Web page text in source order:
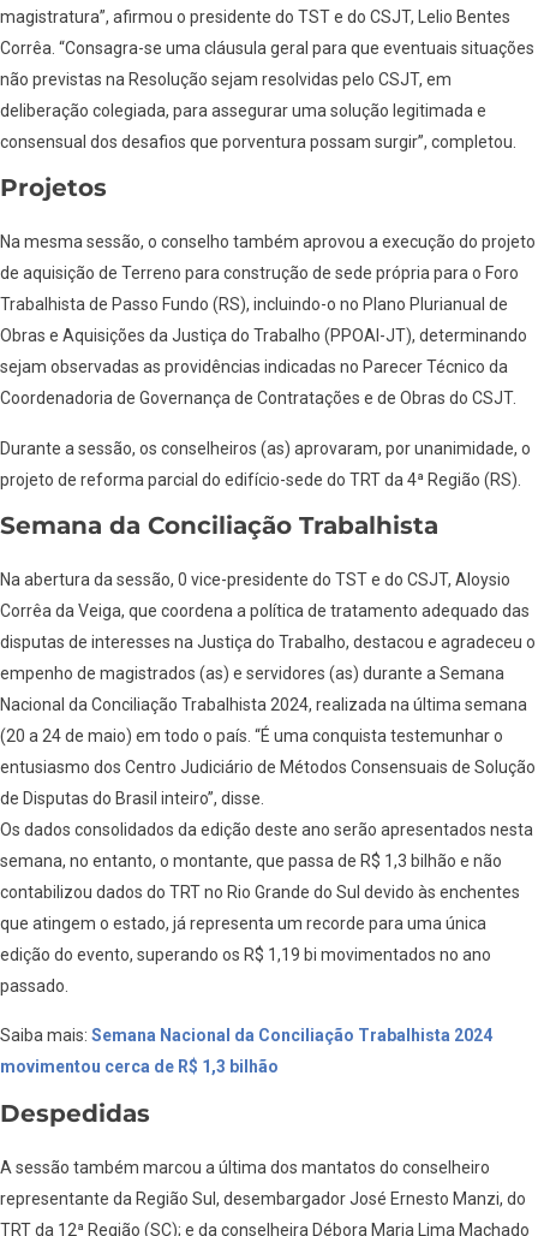
magistratura”, afirmou o presidente do TST e do CSJT, Lelio Bentes
Corrêa. “Consagra-se uma cláusula geral para que eventuais situações
não previstas na Resolução sejam resolvidas pelo CSJT, em
deliberação colegiada, para assegurar uma solução legitimada e
consensual dos desafios que porventura possam surgir”, completou.
Projetos
Na mesma sessão, o conselho também aprovou a execução do projeto
de aquisição de Terreno para construção de sede própria para o Foro
Trabalhista de Passo Fundo (RS), incluindo-o no Plano Plurianual de
Obras e Aquisições da Justiça do Trabalho (PPOAI-JT), determinando
sejam observadas as providências indicadas no Parecer Técnico da
Coordenadoria de Governança de Contratações e de Obras do CSJT.
Durante a sessão, os conselheiros (as) aprovaram, por unanimidade, o
projeto de reforma parcial do edifício-sede do TRT da 4ª Região (RS).
Semana da Conciliação Trabalhista
Na abertura da sessão, 0 vice-presidente do TST e do CSJT, Aloysio
Corrêa da Veiga, que coordena a política de tratamento adequado das
disputas de interesses na Justiça do Trabalho, destacou e agradeceu o
empenho de magistrados (as) e servidores (as) durante a Semana
Nacional da Conciliação Trabalhista 2024, realizada na última semana
(20 a 24 de maio) em todo o país. “É uma conquista testemunhar o
entusiasmo dos Centro Judiciário de Métodos Consensuais de Solução
de Disputas do Brasil inteiro”, disse.
Os dados consolidados da edição deste ano serão apresentados nesta
semana, no entanto, o montante, que passa de R$ 1,3 bilhão e não
contabilizou dados do TRT no Rio Grande do Sul devido às enchentes
que atingem o estado, já representa um recorde para uma única
edição do evento, superando os R$ 1,19 bi movimentados no ano
passado.
Saiba mais: Semana Nacional da Conciliação Trabalhista 2024
movimentou cerca de R$ 1,3 bilhão
Despedidas
A sessão também marcou a última dos mantatos do conselheiro
representante da Região Sul, desembargador José Ernesto Manzi, do
TRT da 12ª Região (SC); e da conselheira Débora Maria Lima Machado